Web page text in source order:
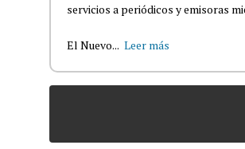
servicios a periódicos y emisoras
El Nuevo... Leer más